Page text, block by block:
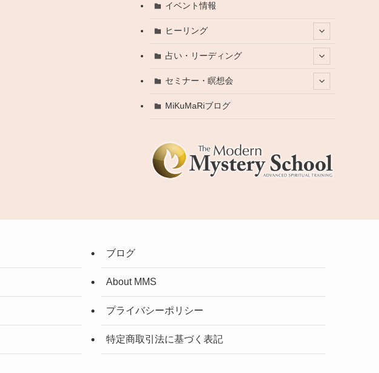
イベント情報
ヒーリング
占い・リーディング
セミナー・瞑想会
MiKuMaRiブログ
ブログ
About MMS
プライバシーポリシー
特定商取引法に基づく表記